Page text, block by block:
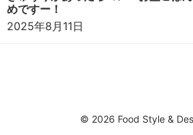
めですー！
2025年8月11日
© 2026 Food Style &